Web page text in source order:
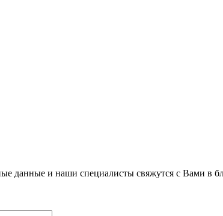
данные и наши специалисты свяжутся с Вами в